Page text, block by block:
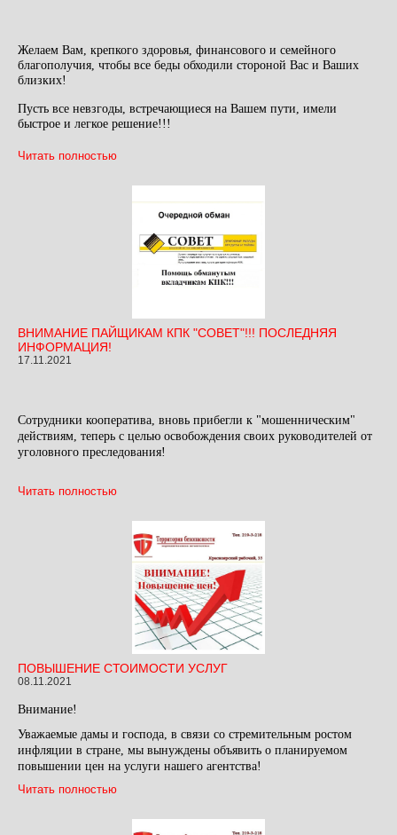
Желаем Вам, крепкого здоровья, финансового и семейного
благополучия, чтобы все беды обходили стороной Вас и Ваших
близких!
Пусть все невзгоды, встречающиеся на Вашем пути, имели
быстрое и легкое решение!!!
Читать полностью
ВНИМАНИЕ ПАЙЩИКАМ КПК "СОВЕТ"!!! ПОСЛЕДНЯЯ
ИНФОРМАЦИЯ!
17.11.2021
Сотрудники кооператива, вновь прибегли к "мошенническим"
действиям, теперь с целью освобождения своих руководителей от
уголовного преследования!
Читать полностью
ПОВЫШЕНИЕ СТОИМОСТИ УСЛУГ
08.11.2021
Внимание!
Уважаемые дамы и господа, в связи со стремительным ростом
инфляции в стране, мы вынуждены объявить о планируемом
повышении цен на услуги нашего агентства!
Читать полностью